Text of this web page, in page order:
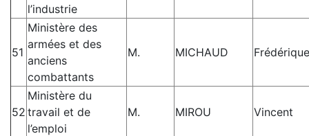
l’industrie
51
Ministère des
armées et des
anciens
combattants
M. MICHAUD Frédérique
52
Ministère du
travail et de
l’emploi
M. MIROU Vincent